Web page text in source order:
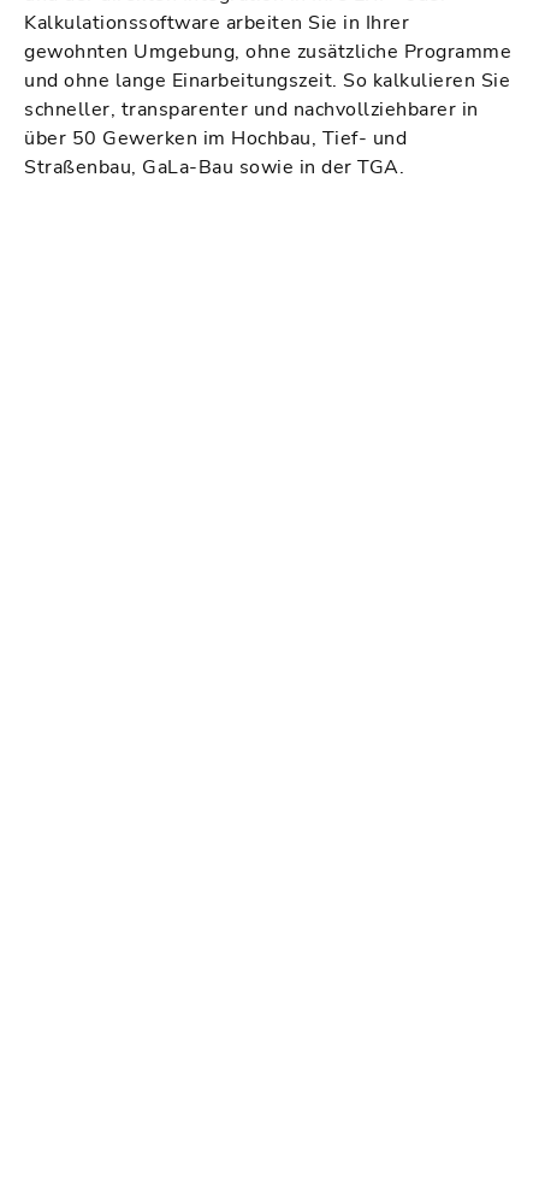
Kalkulationssoftware arbeiten Sie in Ihrer
gewohnten Umgebung, ohne zusätzliche Programme
und ohne lange Einarbeitungszeit. So kalkulieren Sie
schneller, transparenter und nachvollziehbarer in
über 50 Gewerken im Hochbau, Tief- und
Straßenbau, GaLa-Bau sowie in der TGA.